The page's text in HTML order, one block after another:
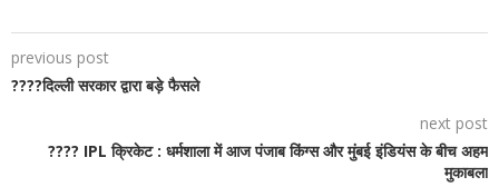
previous post
????दिल्ली सरकार द्वारा बड़े फैसले
next post
???? IPL क्रिकेट : धर्मशाला में आज पंजाब किंग्स और मुंबई इंडियंस के बीच अहम
मुकाबला